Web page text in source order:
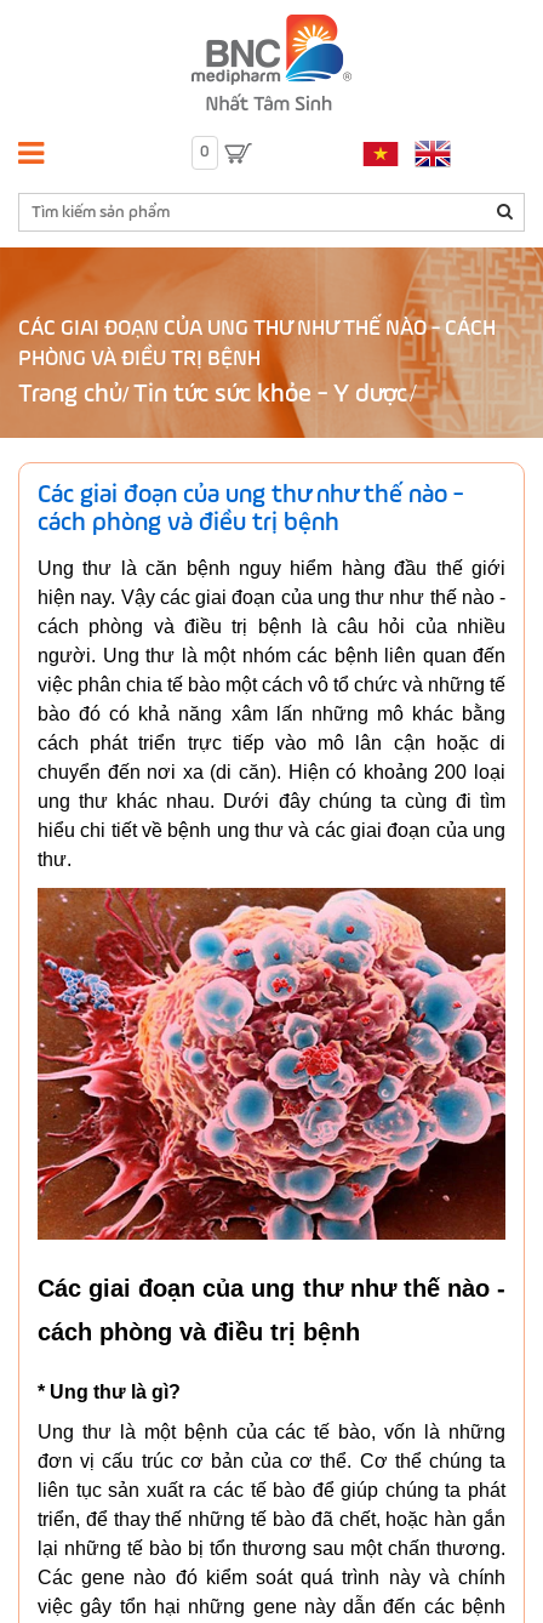
0
CÁC GIAI ĐOẠN CỦA UNG THƯ NHƯ THẾ NÀO - CÁCH
PHÒNG VÀ ĐIỀU TRỊ BỆNH
Trang chủ/ Tin tức sức khỏe - Y dược
Các giai đoạn của ung thư như thế nào -
cách phòng và điều trị bệnh
Ung thư là căn bệnh nguy hiểm hàng đầu thế giới
hiện nay. Vậy các giai đoạn của ung thư như thế nào -
cách phòng và điều trị bệnh là câu hỏi của nhiều
người. Ung thư là một nhóm các bệnh liên quan đến
việc phân chia tế bào một cách vô tổ chức và những tế
bào đó có khả năng xâm lấn những mô khác bằng
cách phát triển trực tiếp vào mô lân cận hoặc di
chuyển đến nơi xa (di căn). Hiện có khoảng 200 loại
ung thư khác nhau. Dưới đây chúng ta cùng đi tìm
hiểu chi tiết về bệnh ung thư và các giai đoạn của ung
thư.
Các giai đoạn của ung thư như thế nào -
cách phòng và điều trị bệnh
* Ung thư là gì?
Ung thư là một bệnh của các tế bào, vốn là những
đơn vị cấu trúc cơ bản của cơ thể. Cơ thể chúng ta
liên tục sản xuất ra các tế bào để giúp chúng ta phát
triển, để thay thế những tế bào đã chết, hoặc hàn gắn
lại những tế bào bị tổn thương sau một chấn thương.
Các gene nào đó kiểm soát quá trình này và chính
việc gây tổn hại những gene này dẫn đến các bệnh